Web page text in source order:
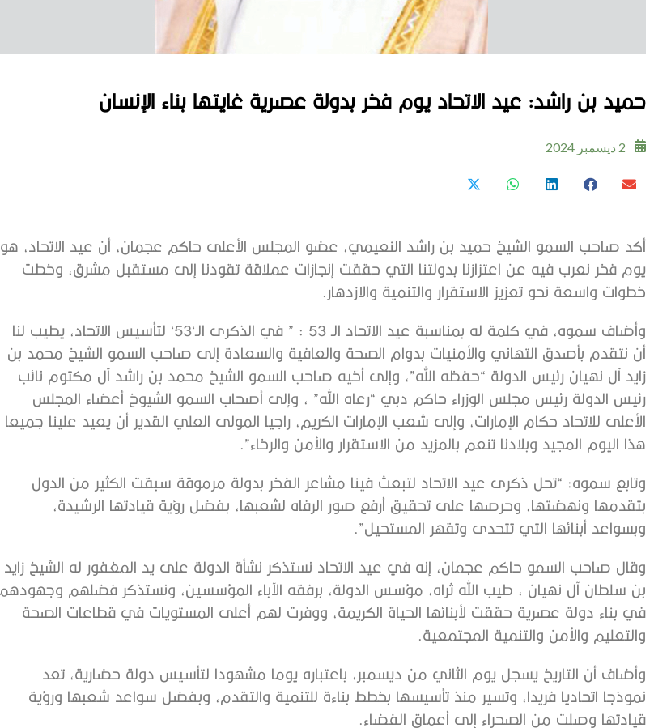
حميد بن راشد: عيد الاتحاد يوم فخر بدولة عصرية غايتها بناء الإنسان
2 ديسمبر 2024
أكد صاحب السمو الشيخ حميد بن راشد النعيمي، عضو المجلس الأعلى حاكم عجمان، أن عيد الاتحاد، هو
يوم فخر نعرب فيه عن اعتزازنا بدولتنا التي حققت إنجازات عملاقة تقودنا إلى مستقبل مشرق، وخطت
خطوات واسعة نحو تعزيز الاستقرار والتنمية والازدهار.
وأضاف سموه، في كلمة له بمناسبة عيد الاتحاد الـ 53 : ” في الذكرى الـ‘53‘ لتأسيس الاتحاد، يطيب لنا
أن نتقدم بأصدق التهاني والأمنيات بدوام الصحة والعافية والسعادة إلى صاحب السمو الشيخ محمد بن
زايد آل نهيان رئيس الدولة “حفظه الله”، وإلى أخيه صاحب السمو الشيخ محمد بن راشد آل مكتوم نائب
رئيس الدولة رئيس مجلس الوزراء حاكم دبي “رعاه الله” ، وإلى أصحاب السمو الشيوخ أعضاء المجلس
الأعلى للاتحاد حكام الإمارات، وإلى شعب الإمارات الكريم، راجيا المولى العلي القدير أن يعيد علينا جميعا
هذا اليوم المجيد وبلادنا تنعم بالمزيد من الاستقرار والأمن والرخاء”.
وتابع سموه: “تحل ذكرى عيد الاتحاد لتبعث فينا مشاعر الفخر بدولة مرموقة سبقت الكثير من الدول
بتقدمها ونهضتها، وحرصها على تحقيق أرفع صور الرفاه لشعبها، بفضل رؤية قيادتها الرشيدة،
وبسواعد أبنائها التي تتحدى وتقهر المستحيل”.
وقال صاحب السمو حاكم عجمان، إنه في عيد الاتحاد نستذكر نشأة الدولة على يد المغفور له الشيخ زايد
بن سلطان آل نهيان ، طيب الله ثراه، مؤسس الدولة، برفقه الآباء المؤسسين، ونستذكر فضلهم وجهودهم
في بناء دولة عصرية حققت لأبنائها الحياة الكريمة، ووفرت لهم أعلى المستويات في قطاعات الصحة
والتعليم والأمن والتنمية المجتمعية.
وأضاف أن التاريخ يسجل يوم الثاني من ديسمبر، باعتباره يوما مشهودا لتأسيس دولة حضارية، تعد
نموذجا اتحاديا فريدا، وتسير منذ تأسيسها بخطط بناءة للتنمية والتقدم، وبفضل سواعد شعبها ورؤية
قيادتها وصلت من الصحراء إلى أعماق الفضاء.